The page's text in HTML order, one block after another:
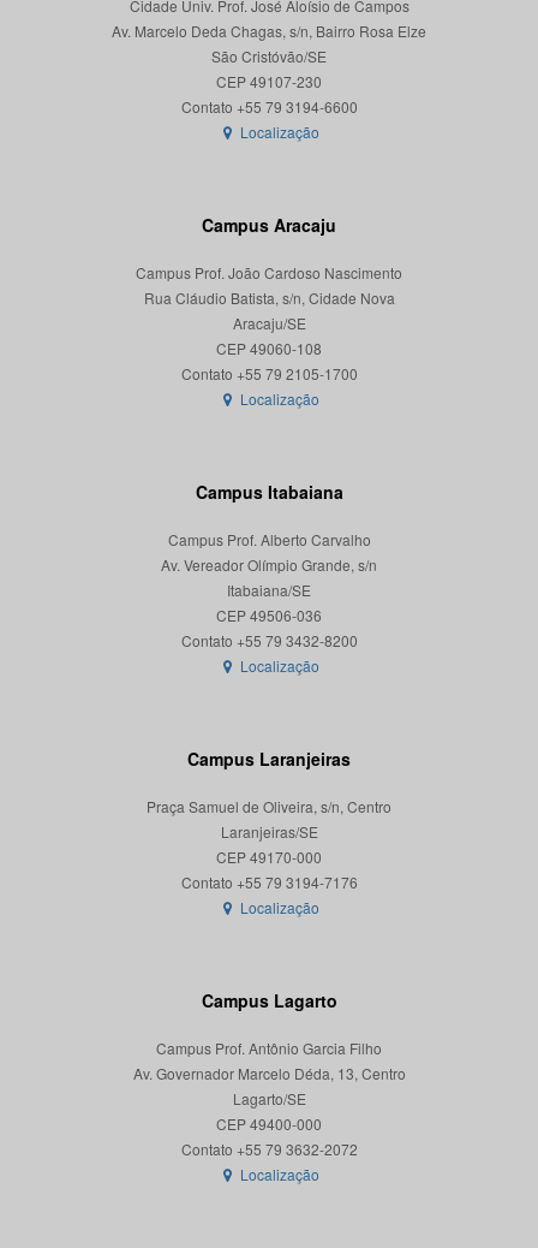
Cidade Univ. Prof. José Aloísio de Campos
Av. Marcelo Deda Chagas, s/n, Bairro Rosa Elze
São Cristóvão/SE
CEP 49107-230
Localização
Campus Aracaju
Campus Prof. João Cardoso Nascimento
Rua Cláudio Batista, s/n, Cidade Nova
Aracaju/SE
CEP 49060-108
Localização
Campus Itabaiana
Campus Prof. Alberto Carvalho
Av. Vereador Olímpio Grande, s/n
Itabaiana/SE
CEP 49506-036
Localização
Campus Laranjeiras
Praça Samuel de Oliveira, s/n, Centro
Laranjeiras/SE
CEP 49170-000
Localização
Campus Lagarto
Campus Prof. Antônio Garcia Filho
Av. Governador Marcelo Déda, 13, Centro
Lagarto/SE
CEP 49400-000
Localização